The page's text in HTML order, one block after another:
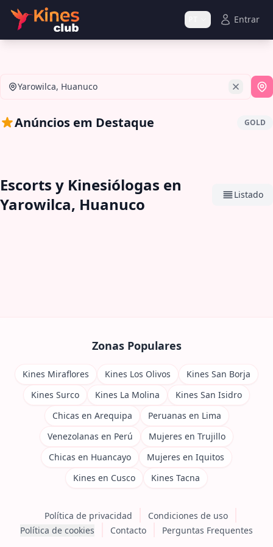
Entrar
Yarowilca, Huanuco
Anúncios em Destaque GOLD
Escorts y Kinesiólogas en
Yarowilca, Huanuco
Listado
Zonas Populares
Kines Miraflores Kines Los Olivos
Kines San Borja
Kines Surco
Kines La Molina
Kines San Isidro
Chicas en Arequipa
Peruanas en Lima
Venezolanas en Perú
Mujeres en Trujillo
Chicas en Huancayo
Mujeres en Iquitos
Kines en Cusco
Kines Tacna
Política de privacidad
Condiciones de uso
Política de cookies
Contacto Perguntas Frequentes